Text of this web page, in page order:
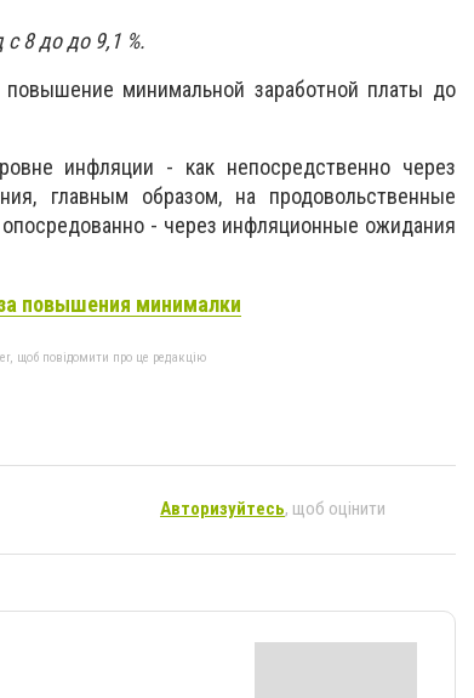
8 до до 9,1 %.
повышение минимальной заработной платы до
инфляции - как непосредственно через
главным образом, на продовольственные
- через инфляционные ожидания
повышения минималки
щоб повідомити про це редакцію
Авторизуйтесь, щоб оцінити